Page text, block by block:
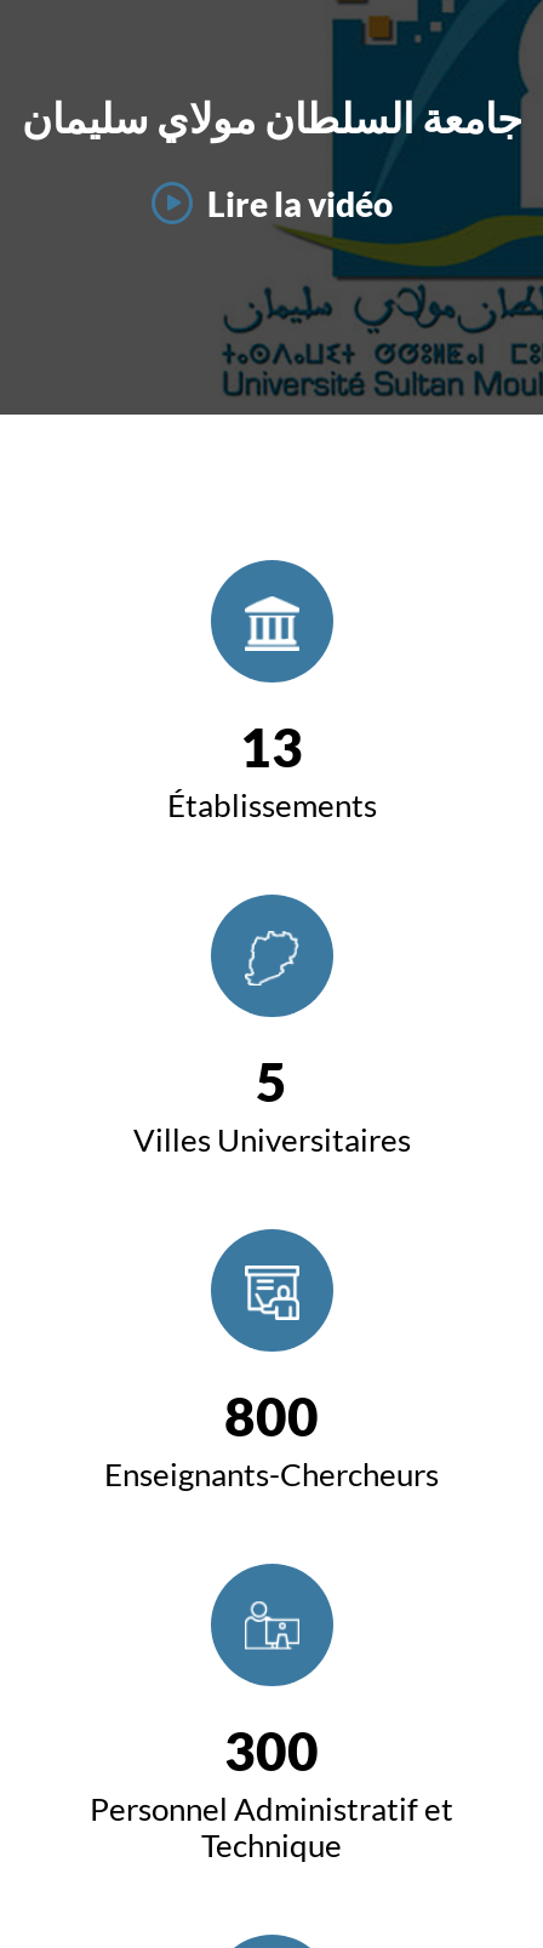
جامعة السلطان مولاي سليمان
Lire la vidéo
13
Établissements
5
Villes Universitaires
800
Enseignants-Chercheurs
300
Personnel Administratif et
Technique